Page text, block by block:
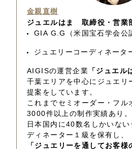
金親直樹
ジュエルはま 取締役・営業
GIA G.G（米国宝石学会公
ジュエリーコーディネータ
AIGISの運営企業 「ジュエル
千葉エリアを中心にジュエリ
提案をしています。
これまでセミオーダー・フル
3000件以上の制作実績あり。
日本国内に40数名しかいな
ディネーター１級を保有し、
「ジュエリーを通してお客